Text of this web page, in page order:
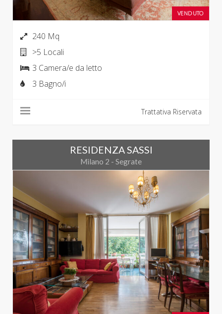
VENDUTO
240 Mq
>5 Locali
3 Camera/e da letto
3 Bagno/i
Trattativa Riservata
RESIDENZA SASSI
Milano 2 - Segrate